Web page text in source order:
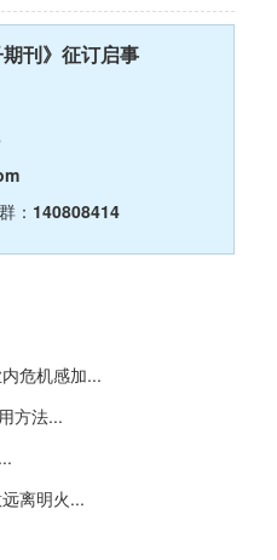
期刊》征订启事
： 140808414
危机感加...
方法...
离明火...